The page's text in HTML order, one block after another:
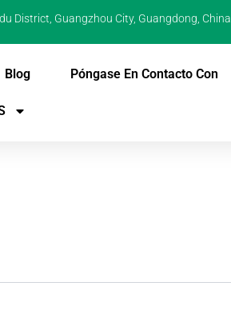
District, Guangzhou City, Guangdong, China
Blog Póngase En Contacto Con